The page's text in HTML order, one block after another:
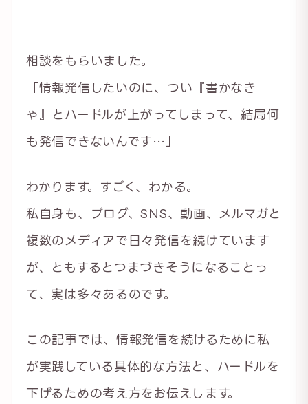
相談をもらいました。
「情報発信したいのに、つい『書かなき
ゃ』とハードルが上がってしまって、結局何
も発信できないんです…」
わかります。すごく、わかる。
私自身も、ブログ、SNS、動画、メルマガと
複数のメディアで日々発信を続けています
が、ともするとつまづきそうになることっ
て、実は多々あるのです。
この記事では、情報発信を続けるために私
が実践している具体的な方法と、ハードルを
下げるための考え方をお伝えします。